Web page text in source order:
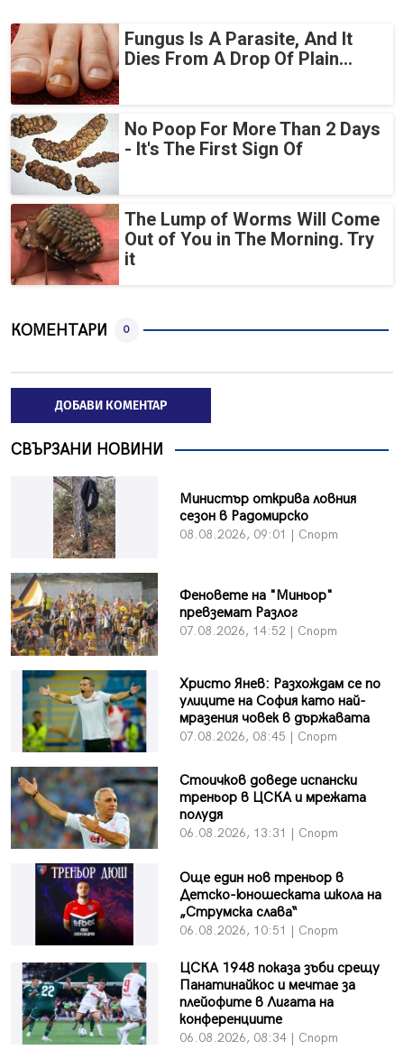
Fungus Is A Parasite, And It
Dies From A Drop Of Plain...
No Poop For More Than 2 Days
- It's The First Sign Of
The Lump of Worms Will Come
Out of You in The Morning. Try
it
КОМЕНТАРИ 0
ДОБАВИ КОМЕНТАР
СВЪРЗАНИ НОВИНИ
Министър открива ловния
сезон в Радомирско
08.08.2026, 09:01 | Спорт
Феновете на "Миньор"
превземат Разлог
07.08.2026, 14:52 | Спорт
Христо Янев: Разхождам се по
улиците на София като най-
мразения човек в държавата
07.08.2026, 08:45 | Спорт
Стоичков доведе испански
треньор в ЦСКА и мрежата
полудя
06.08.2026, 13:31 | Спорт
Още един нов треньор в
Детско-юношеската школа на
„Струмска слава“
06.08.2026, 10:51 | Спорт
ЦСКА 1948 показа зъби срещу
Панатинайкос и мечтае за
плейофите в Лигата на
конференциите
06.08.2026, 08:34 | Спорт